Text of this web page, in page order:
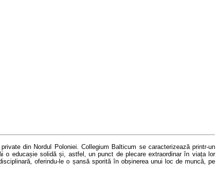
din Nordul Poloniei. Collegium Balticum se caracterizează printr-un
o educașie solidă și, astfel, un punct de plecare extraordinar în viața lor
oferindu-le o șansă sporită în obșinerea unui loc de muncă, pe